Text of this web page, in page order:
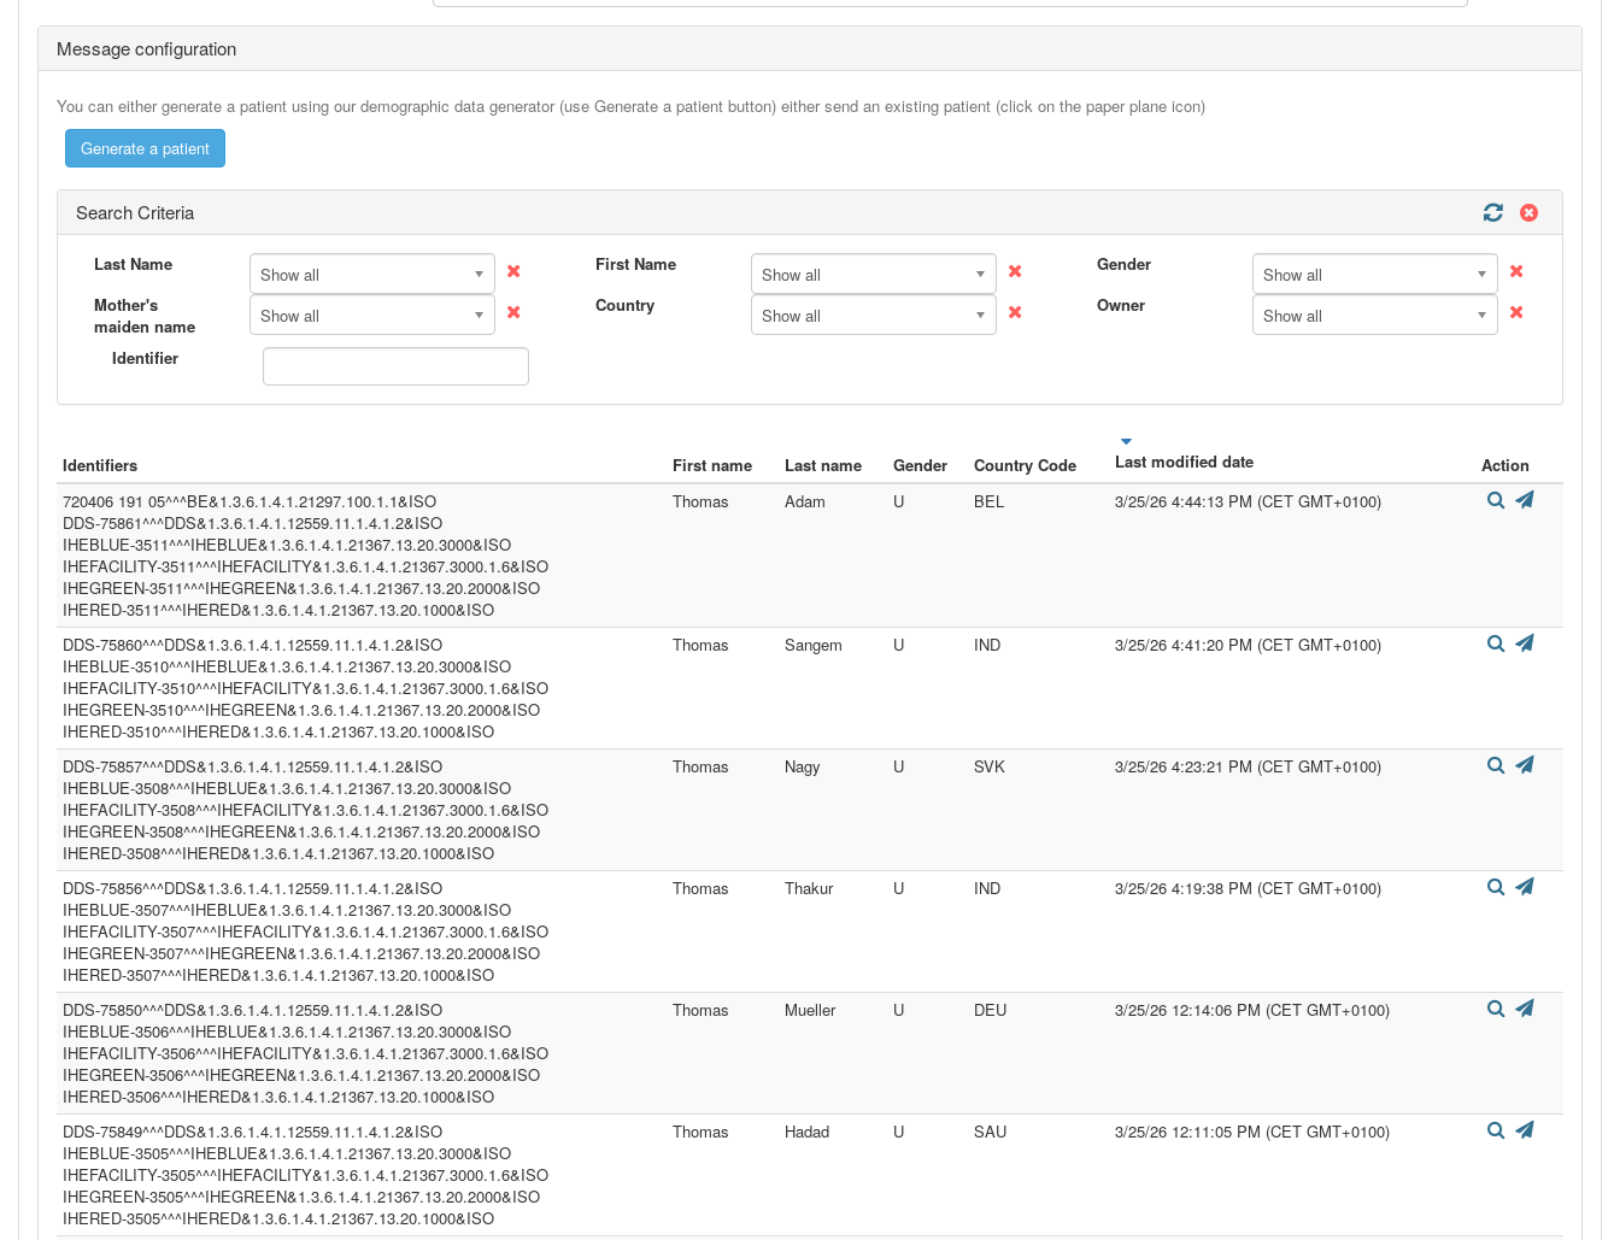
Message configuration
You can either generate a patient using our demographic data generator (use Generate a patient button) either send an existing patient (click on the paper plane icon)
Search Criteria
Last Name Show all First Name Show all Gender
Show all
Mother's
maiden name
Show all Country Show all Owner
Show all
Identifier
Identifiers First name Last name Gender Country Code Last modified date
Action
720406 191 05^^^BE&1.3.6.1.4.1.21297.100.1.1&ISO
DDS-75861^^^DDS&1.3.6.1.4.1.12559.11.1.4.1.2&ISO
IHEBLUE-3511^^^IHEBLUE&1.3.6.1.4.1.21367.13.20.3000&ISO
IHEFACILITY-3511^^^IHEFACILITY&1.3.6.1.4.1.21367.3000.1.6&ISO
IHEGREEN-3511^^^IHEGREEN&1.3.6.1.4.1.21367.13.20.2000&ISO
IHERED-3511^^^IHERED&1.3.6.1.4.1.21367.13.20.1000&ISO
Thomas Adam U BEL 3/25/26 4:44:13 PM (CET GMT+0100)
DDS-75860^^^DDS&1.3.6.1.4.1.12559.11.1.4.1.2&ISO
IHEBLUE-3510^^^IHEBLUE&1.3.6.1.4.1.21367.13.20.3000&ISO
IHEFACILITY-3510^^^IHEFACILITY&1.3.6.1.4.1.21367.3000.1.6&ISO
IHEGREEN-3510^^^IHEGREEN&1.3.6.1.4.1.21367.13.20.2000&ISO
IHERED-3510^^^IHERED&1.3.6.1.4.1.21367.13.20.1000&ISO
Thomas Sangem U IND 3/25/26 4:41:20 PM (CET GMT+0100)
DDS-75857^^^DDS&1.3.6.1.4.1.12559.11.1.4.1.2&ISO
IHEBLUE-3508^^^IHEBLUE&1.3.6.1.4.1.21367.13.20.3000&ISO
IHEFACILITY-3508^^^IHEFACILITY&1.3.6.1.4.1.21367.3000.1.6&ISO
IHEGREEN-3508^^^IHEGREEN&1.3.6.1.4.1.21367.13.20.2000&ISO
IHERED-3508^^^IHERED&1.3.6.1.4.1.21367.13.20.1000&ISO
Thomas Nagy U SVK 3/25/26 4:23:21 PM (CET GMT+0100)
DDS-75856^^^DDS&1.3.6.1.4.1.12559.11.1.4.1.2&ISO
IHEBLUE-3507^^^IHEBLUE&1.3.6.1.4.1.21367.13.20.3000&ISO
IHEFACILITY-3507^^^IHEFACILITY&1.3.6.1.4.1.21367.3000.1.6&ISO
IHEGREEN-3507^^^IHEGREEN&1.3.6.1.4.1.21367.13.20.2000&ISO
IHERED-3507^^^IHERED&1.3.6.1.4.1.21367.13.20.1000&ISO
Thomas Thakur U IND 3/25/26 4:19:38 PM (CET GMT+0100)
DDS-75850^^^DDS&1.3.6.1.4.1.12559.11.1.4.1.2&ISO
IHEBLUE-3506^^^IHEBLUE&1.3.6.1.4.1.21367.13.20.3000&ISO
IHEFACILITY-3506^^^IHEFACILITY&1.3.6.1.4.1.21367.3000.1.6&ISO
IHEGREEN-3506^^^IHEGREEN&1.3.6.1.4.1.21367.13.20.2000&ISO
IHERED-3506^^^IHERED&1.3.6.1.4.1.21367.13.20.1000&ISO
Thomas Mueller U DEU 3/25/26 12:14:06 PM (CET GMT+0100)
DDS-75849^^^DDS&1.3.6.1.4.1.12559.11.1.4.1.2&ISO
IHEBLUE-3505^^^IHEBLUE&1.3.6.1.4.1.21367.13.20.3000&ISO
IHEFACILITY-3505^^^IHEFACILITY&1.3.6.1.4.1.21367.3000.1.6&ISO
IHEGREEN-3505^^^IHEGREEN&1.3.6.1.4.1.21367.13.20.2000&ISO
IHERED-3505^^^IHERED&1.3.6.1.4.1.21367.13.20.1000&ISO
Thomas Hadad U SAU 3/25/26 12:11:05 PM (CET GMT+0100)